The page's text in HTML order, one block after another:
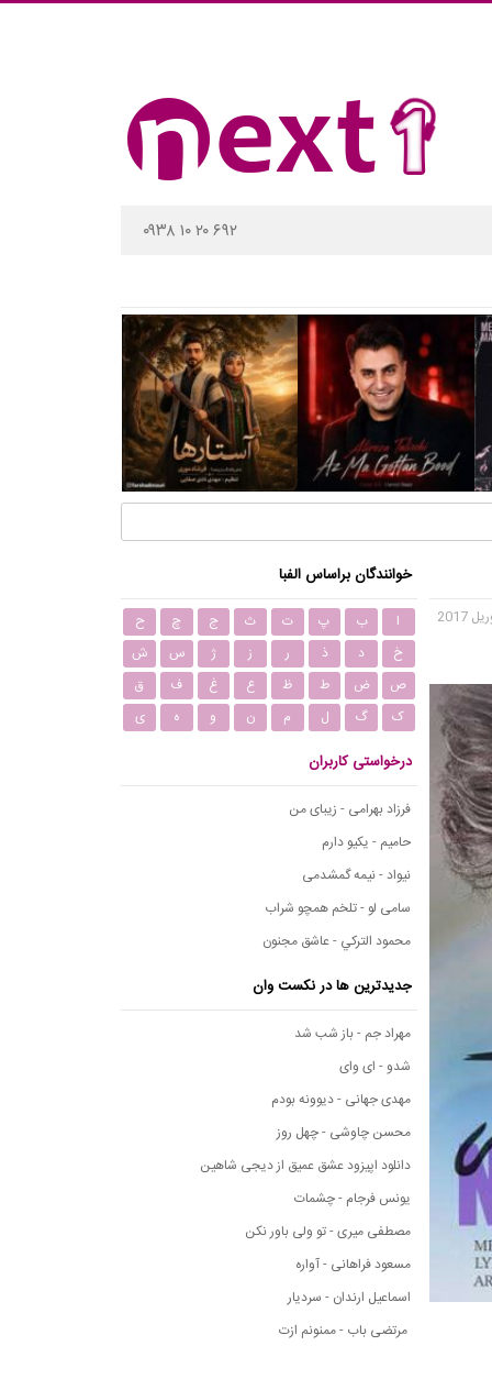
۰۹۳۸ ۱۰ ۲۰ ۶۹۲
خوانندگان براساس الفبا
ا ب پ ت ث ج چ
ح
خ
د ذ ر ز ژ س
ش
ص
ض ط ظ ع غ ف
ق
ک
گ ل م ن و ه ی
درخواستی کاربران
فرزاد بهرامی - زیبای من
حامیم - یکیو دارم
نیواد - نیمه گمشدمی
سامی لو - تلخم همچو شراب
محمود التركي - عاشق مجنون
جدیدترین ها در نکست وان
مهراد جم - باز شب شد
شدو - ای وای
مهدی جهانی - دیوونه بودم
محسن چاوشی - چهل روز
دانلود اپیزود عشق عمیق از دیجی شاهین
یونس فرجام - چشمات
مصطفی میری - تو ولی باور نکن
مسعود فراهانی - آواره
اسماعیل ارندان - سردیار
مرتضی باب - ممنونم ازت